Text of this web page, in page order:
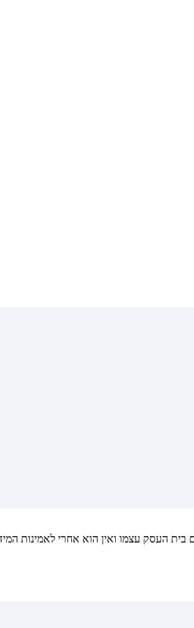
העסק עצמו ואין הוא אחרי לאמינות